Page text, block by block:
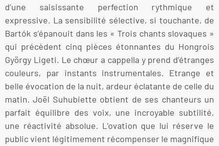
d’une saisissante perfection rythmique et
expressive. La sensibilité sélective, si touchante, de
Bartók s’épanouit dans les « Trois chants slovaques »
qui précèdent cinq pièces étonnantes du Hongrois
György Ligeti. Le chœur a cappella y prend d’étranges
couleurs, par instants instrumentales. Etrange et
belle évocation de la nuit, ardeur éclatante de celle du
matin. Joël Suhubiette obtient de ses chanteurs un
parfait équilibre des voix, une incroyable subtilité,
une réactivité absolue. L’ovation que lui réserve le
public vient légitimement récompenser le magnifique